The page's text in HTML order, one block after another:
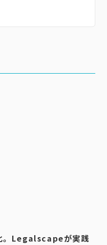
。Legalscapeが実践